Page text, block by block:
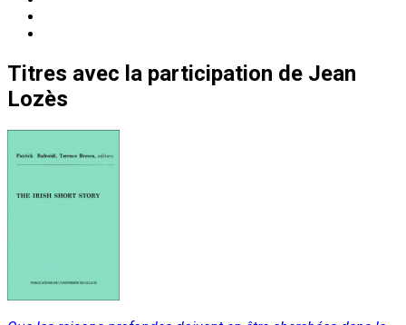
Titres avec la participation de Jean
Lozès